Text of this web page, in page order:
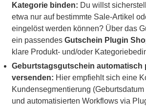
Kategorie binden: Du willst
etwa nur auf bestimmte Sale-Artikel
eingelöst werden können? Über das
ein passendes Gutschein Plugin
klare Produkt- und/oder
Geburtstagsgutschein automatisch
versenden: Hier empfiehlt sich eine
Kundensegmentierung
und automatisierten Workflows via